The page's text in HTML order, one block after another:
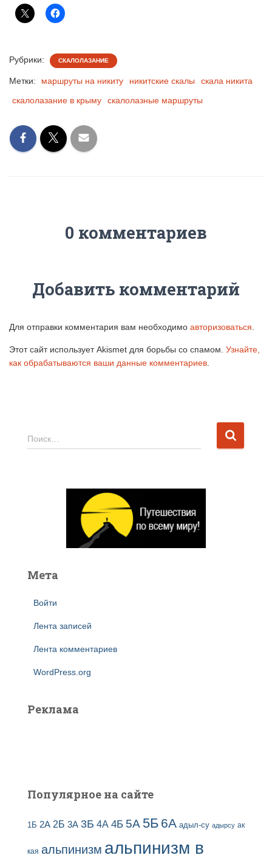
Рубрики: СКАЛОЛАЗАНИЕ
Метки: маршруты на никиту никитские скалы
скала никита
скалолазание в крыму
скалолазные маршруты
0 комментариев
Добавить комментарий
Для отправки комментария вам необходимо авторизоваться.
Этот сайт использует Akismet для борьбы со спамом. Узнайте,
как обрабатываются ваши данные комментариев.
Н
а
Поиск…
Мета
Войти
Лента записей
Лента комментариев
WordPress.org
Реклама
Популярное на сайте
1Б 2А 2Б 3А 3Б 4А 4Б 5А 5Б 6А адыл-су адырсу ак
кая альпинизм альпинизм в